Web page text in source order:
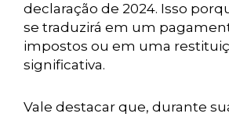
declaração de 2024. Isso
se traduzirá em um
impostos ou em uma
significativa.
Vale destacar que, durante